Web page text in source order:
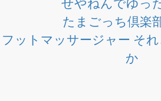
たまごっち倶楽
フットマッサージャー そ
か